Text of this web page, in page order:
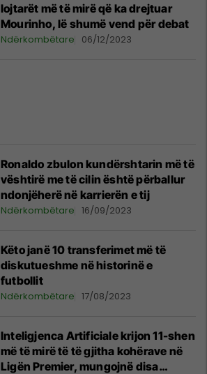
lojtarët më të mirë që ka drejtuar
Mourinho, lë shumë vend për debat
Ndërkombëtare 06/12/2023
Ronaldo zbulon kundërshtarin më të
vështirë me të cilin është përballur
ndonjëherë në karrierën e tij
Ndërkombëtare 16/09/2023
Këto janë 10 transferimet më të
diskutueshme në historinë e
futbollit
Ndërkombëtare 17/08/2023
Inteligjenca Artificiale krijon 11-shen
më të mirë të të gjitha kohërave në
Ligën Premier, mungojnë disa